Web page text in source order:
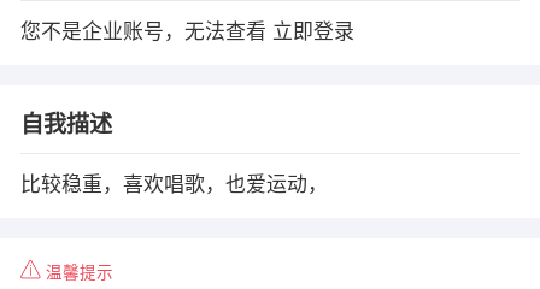
您不是企业账号，无法查看 立即登录
自我描述
比较稳重，喜欢唱歌，也爱运动，
温馨提示